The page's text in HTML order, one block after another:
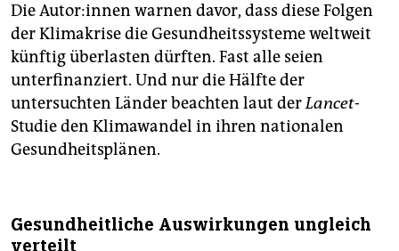
Die Autor:innen warnen davor, dass diese Folgen
der Klimakrise die Gesundheitssysteme weltweit
künftig überlasten dürften. Fast alle seien
unterfinanziert. Und nur die Hälfte der
untersuchten Länder beachten laut derLancet-
Studie den Klimawandel in ihren nationalen
Gesundheitsplänen.
Gesundheitliche Auswirkungen ungleich
verteilt